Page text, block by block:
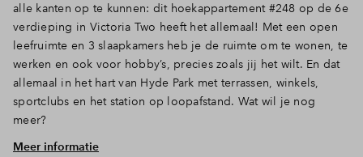
alle kanten op te kunnen: dit hoekappartement #248 op de 6e
verdieping in Victoria Two heeft het allemaal! Met een open
leefruimte en 3 slaapkamers heb je de ruimte om te wonen, te
werken en ook voor hobby’s, precies zoals jij het wilt. En dat
allemaal in het hart van Hyde Park met terrassen, winkels,
sportclubs en het station op loopafstand. Wat wil je nog
meer?
Wat een comfort! 3 slaapkamers, 2 balkons
Meer informatie